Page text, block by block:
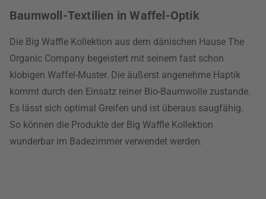
Baumwoll-Textilien in Waffel-Optik
Die Big Waffle Kollektion aus dem dänischen Hause The
Organic Company begeistert mit seinem fast schon
klobigen Waffel-Muster. Die äußerst angenehme Haptik
kommt durch den Einsatz reiner Bio-Baumwolle zustande.
Es lässt sich optimal Greifen und ist überaus saugfähig.
So können die Produkte der Big Waffle Kollektion
wunderbar im Badezimmer verwendet werden.